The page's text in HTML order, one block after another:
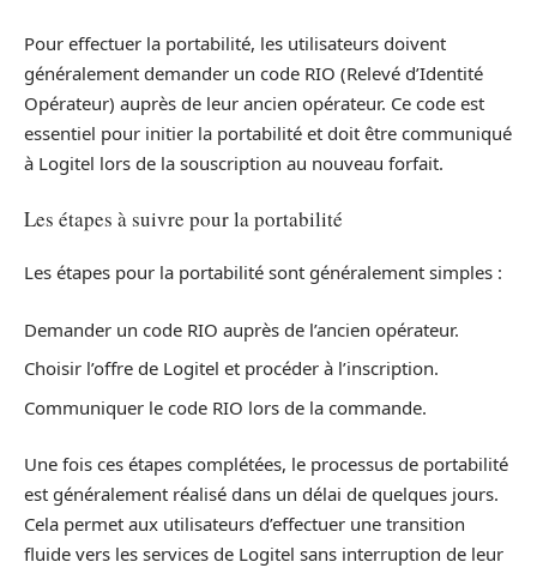
Pour effectuer la portabilité, les utilisateurs doivent
généralement demander un code RIO (Relevé d’Identité
Opérateur) auprès de leur ancien opérateur. Ce code est
essentiel pour initier la portabilité et doit être communiqué
à Logitel lors de la souscription au nouveau forfait.
Les étapes à suivre pour la portabilité
Les étapes pour la portabilité sont généralement simples :
Demander un code RIO auprès de l’ancien opérateur.
Choisir l’offre de Logitel et procéder à l’inscription.
Communiquer le code RIO lors de la commande.
Une fois ces étapes complétées, le processus de portabilité
est généralement réalisé dans un délai de quelques jours.
Cela permet aux utilisateurs d’effectuer une transition
fluide vers les services de Logitel sans interruption de leur